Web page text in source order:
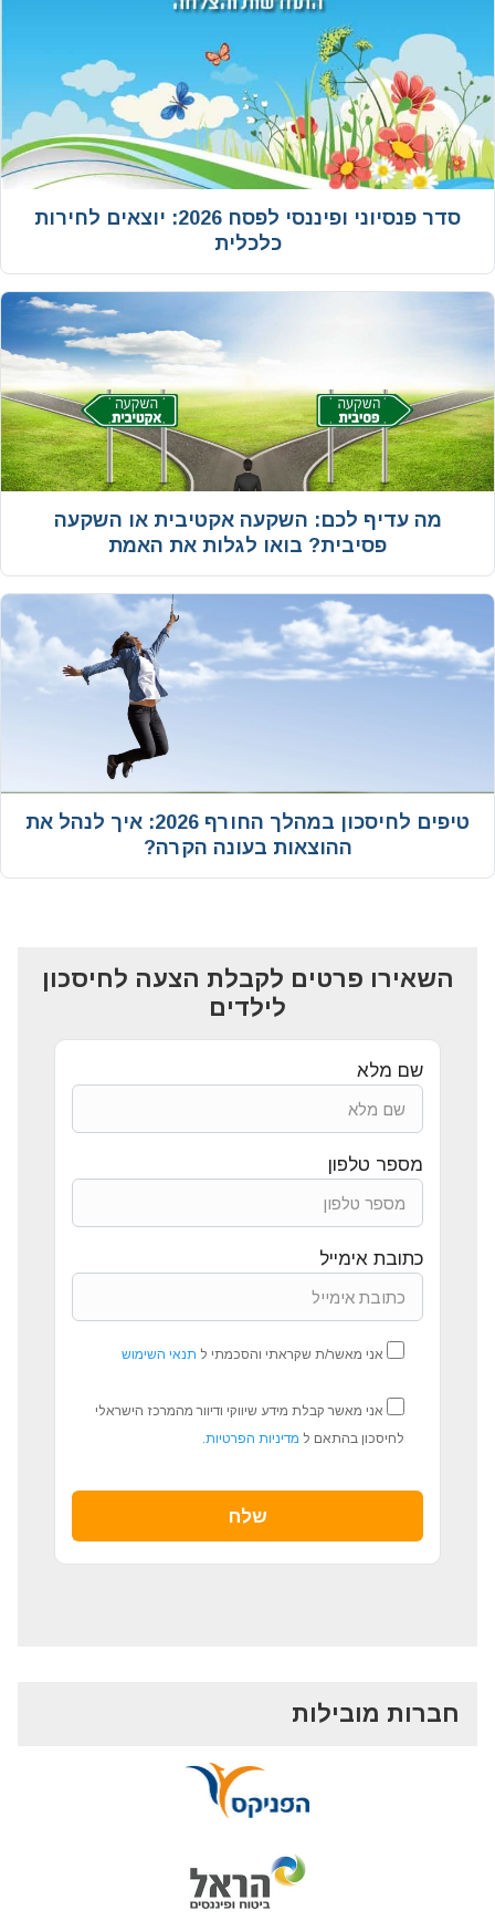
סדר פנסיוני ופיננסי לפסח 2026: יוצאים לחירות
כלכלית
מה עדיף לכם: השקעה אקטיבית או השקעה
פסיבית? בואו לגלות את האמת
טיפים לחיסכון במהלך החורף 2026: איך לנהל את
ההוצאות בעונה הקרה?
השאירו פרטים לקבלת הצעה לחיסכון
לילדים
שם מלא
מספר טלפון
כתובת אימייל
אני מאשר/ת שקראתי והסכמתי ל תנאי השימוש
אני מאשר קבלת מידע שיווקי ודיוור מהמרכז הישראלי
לחיסכון בהתאם ל מדיניות הפרטיות.
חברות מובילות